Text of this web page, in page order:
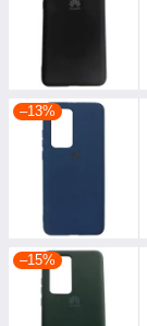
–13%
–15%